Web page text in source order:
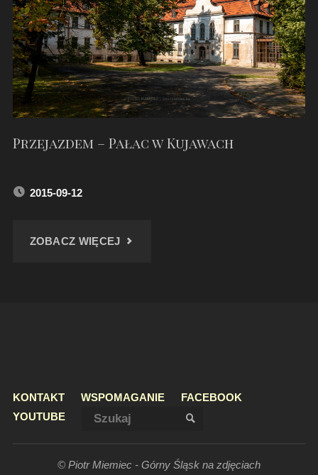
Przejazdem – Pałac w Kujawach
2015-09-12
ZOBACZ WIĘCEJ"PRZEJAZDEM
KONTAKT
WSPOMAGANIE
FACEBOOK
YOUTUBE
SZUKAJ
© Piotr Miemiec - Górny Śląsk na zdjęciach